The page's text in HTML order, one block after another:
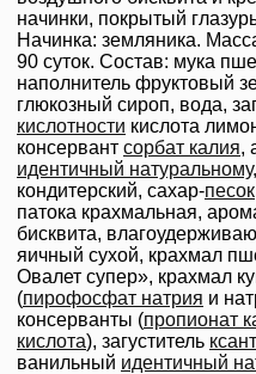
начинки, покрытый
Начинка: земляника.
90 суток. Состав: мука
наполнитель фруктовый
глюкозный сироп, вода,
кислотности кислота
консервант сорбат калия,
идентичный натуральному
кондитерский, сахар-песок
патока крахмальная,
бисквита,
яичный сухой, крахмал
Овалет супер», крахмал
(пирофосфат натрия и
консерванты (пропионат
кислота), загуститель
ванильный идентичный